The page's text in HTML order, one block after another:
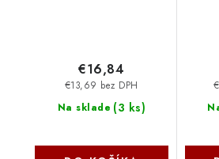
Na sklade (3 ks)
€13,69 bez DPH
€16,84